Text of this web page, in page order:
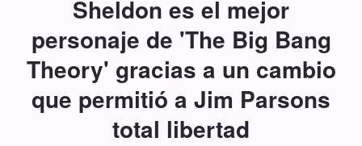
Sheldon es el mejor
personaje de 'The Big Bang
Theory' gracias a un cambio
que permitió a Jim Parsons
total libertad